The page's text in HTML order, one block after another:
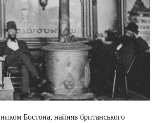
Бостона, найняв британського